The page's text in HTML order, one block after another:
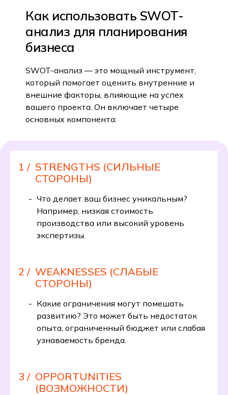
Как использовать SWOT-
анализ для планирования
бизнеса
SWOT-анализ — это мощный инструмент,
который помогает оценить внутренние и
внешние факторы, влияющие на успех
вашего проекта. Он включает четыре
основных компонента:
1 / STRENGTHS (СИЛЬНЫЕ
СТОРОНЫ)
Что делает ваш бизнес уникальным?
Например, низкая стоимость
производства или высокий уровень
экспертизы.
2 / WEAKNESSES (СЛАБЫЕ
СТОРОНЫ)
Какие ограничения могут помешать
развитию? Это может быть недостаток
опыта, ограниченный бюджет или слабая
узнаваемость бренда.
3 / OPPORTUNITIES
(ВОЗМОЖНОСТИ)